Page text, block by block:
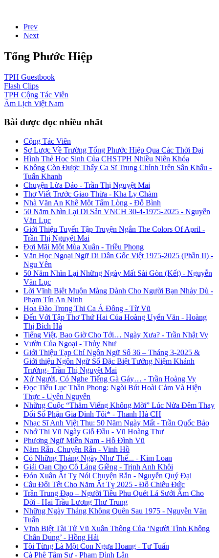
Prev
Next
Tống Phước Hiệp
TPH Guestbook
Flash Clips
TPH Cộng Tác Viên
Âm Lịch Việt Nam
Bài được đọc nhiều nhất
Cộng Tác Viên
Sơ Lược Về Trường Tống Phước Hiệp Qua Các Thời Đại
Hình Thẻ Học Sinh Của CHSTPH Nhiều Niên Khóa
Không Còn Được Thấy Ca Sĩ Trung Chỉnh Trên Sân Khấu -
Tuấn Khanh
Chuyện Lừa Đảo - Trần Thị Nguyệt Mai
Thơ Viết Trước Giao Thừa - Kha Ly Chàm
Nhà Văn An Khê Một Tấm Lòng - Đỗ Bình
50 Năm Nhìn Lại Di Sản VNCH 30-4-1975-2025 - Nguyễn
Văn Lục
Giới Thiệu Tuyển Tập Truyện Ngắn The Colors Of April -
Trần Thị Nguyệt Mai
Đợi Mãi Một Mùa Xuân - Triều Phong
Văn Học Ngoại Ngữ Di Dân Gốc Việt 1975-2025 (Phần II) -
Ngu Yên
50 Năm Nhìn Lại Những Ngày Mất Sài Gòn (Kết) - Nguyễn
Văn Lục
Lời Vĩnh Biệt Muộn Màng Dành Cho Người Bạn Nhảy Dù -
Phạm Tín An Ninh
Hoa Đào Trong Thi Ca Á Đông - Từ Vũ
Đến Với Tập Thơ Thứ Hai Của Hoàng Uyển Văn - Hoàng
Thị Bích Hà
Tiếng Việt, Bao Giờ Cho Tới… Ngày Xưa? - Trần Nhật Vy
Vườn Của Ngoại - Thủy Như
Giới Thiệu Tạp Chí Ngôn Ngữ Số 36 – Tháng 3-2025 &
Giới thiệu Ngôn Ngữ Số Đặc Biệt Tưởng Niệm Khánh
Trường- Trần Thị Nguyệt Mai
Xứ Người, Có Nghe Tiếng Gà Gáy… - Trần Hoàng Vy
Đọc Tiểu Lục Thần Phong: Ngòi Bút Hoài Cảm Và Hiện
Thực - Uyên Nguyên
Những Cuộc “Thăm Viếng Không Mời” Lúc Nửa Đêm Thay
Đổi Số Phận Gia Đình Tôi* - Thanh Hà CH
Nhạc Sĩ Anh Việt Thu: 50 Năm Ngày Mất - Trần Quốc Bảo
Nhớ Thi Vũ Ngày Giỗ Đầu - Vũ Hoàng Thư
Phương Ngữ Miền Nam - Hồ Đình Vũ
Năm Rắn, Chuyện Rắn - Vinh Hồ
Có Những Tháng Ngày Như Thế... - Kim Loan
Giải Oan Cho Cô Láng Giềng - Trịnh Anh Khôi
Đón Xuân Ất Tỵ Nói Chuyện Rắn - Nguyễn Quý Đại
Câu Đối Tết Cho Năm Ất Tỵ 2025 - Đỗ Chiêu Đức
Trần Trung Đạo – Người Tiều Phu Quét Lá Sưởi Ấm Cho
Đời - Hai Trầu Lương Thư Trung
Những Ngày Tháng Không Quên Sau 1975 - Nguyễn Văn
Tuấn
Vĩnh Biệt Tài Tử Vũ Xuân Thông Của ‘Người Tình Không
Chân Dung’ - Hồng Hải
Tôi Từng Là Một Con Ngựa Hoang - Tư Tuấn
Cà Phê Tâm Sự - Phạm Đình Lân